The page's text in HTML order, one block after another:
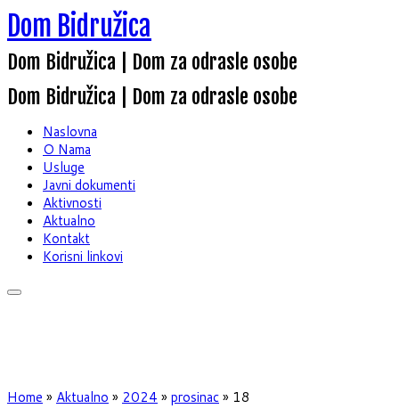
Dom Bidružica
Dom Bidružica | Dom za odrasle osobe
Dom Bidružica | Dom za odrasle osobe
Naslovna
O Nama
Usluge
Javni dokumenti
Aktivnosti
Aktualno
Kontakt
Korisni linkovi
Home » Aktualno » 2024 » prosinac» 18